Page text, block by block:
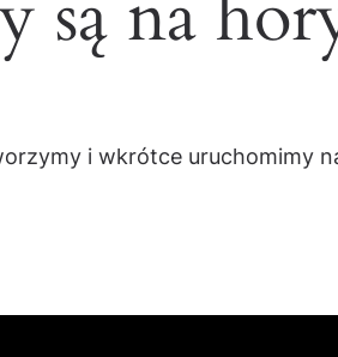
i wkrótce uruchomimy